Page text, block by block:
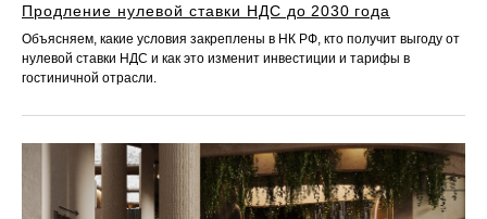
Продление нулевой ставки НДС до 2030 года
Объясняем, какие условия закреплены в НК РФ, кто получит выгоду от
нулевой ставки НДС и как это изменит инвестиции и тарифы в
гостиничной отрасли.